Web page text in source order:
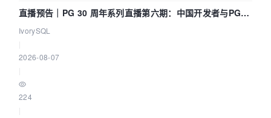
直播预告｜PG 30 周年系列直播第六期：中国开发者与PG内
核——我们改得动吗？我们贡献了什么？
IvorySQL
2026-08-07
224